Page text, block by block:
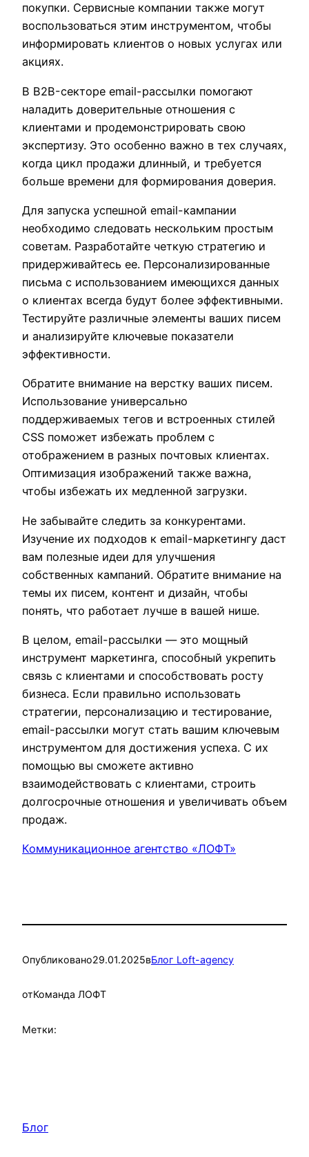
покупки. Сервисные компании также могут
воспользоваться этим инструментом, чтобы
информировать клиентов о новых услугах или
акциях.
В B2B-секторе email-рассылки помогают
наладить доверительные отношения с
клиентами и продемонстрировать свою
экспертизу. Это особенно важно в тех случаях,
когда цикл продажи длинный, и требуется
больше времени для формирования доверия.
Для запуска успешной email-кампании
необходимо следовать нескольким простым
советам. Разработайте четкую стратегию и
придерживайтесь ее. Персонализированные
письма с использованием имеющихся данных
о клиентах всегда будут более эффективными.
Тестируйте различные элементы ваших писем
и анализируйте ключевые показатели
эффективности.
Обратите внимание на верстку ваших писем.
Использование универсально
поддерживаемых тегов и встроенных стилей
CSS поможет избежать проблем с
отображением в разных почтовых клиентах.
Оптимизация изображений также важна,
чтобы избежать их медленной загрузки.
Не забывайте следить за конкурентами.
Изучение их подходов к email-маркетингу даст
вам полезные идеи для улучшения
собственных кампаний. Обратите внимание на
темы их писем, контент и дизайн, чтобы
понять, что работает лучше в вашей нише.
В целом, email-рассылки — это мощный
инструмент маркетинга, способный укрепить
связь с клиентами и способствовать росту
бизнеса. Если правильно использовать
стратегии, персонализацию и тестирование,
email-рассылки могут стать вашим ключевым
инструментом для достижения успеха. С их
помощью вы сможете активно
взаимодействовать с клиентами, строить
долгосрочные отношения и увеличивать объем
продаж.
Коммуникационное агентство «ЛОФТ»
Опубликовано29.01.2025вБлог Loft-agency
отКоманда ЛОФТ
Метки:
Блог